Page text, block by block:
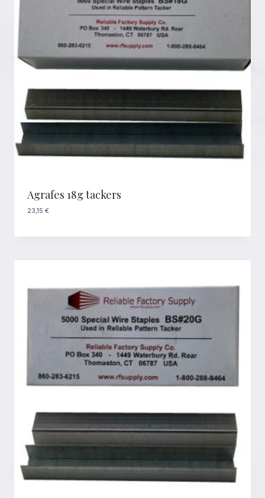
Agrafes 18g tackers
23,15€